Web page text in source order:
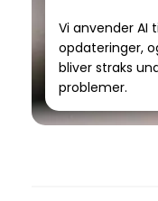
Vi anvender AI
opdateringer,
bliver straks
problemer.